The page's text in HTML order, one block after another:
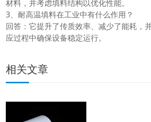
材料，并考虑填料结构以优化性能。
3、耐高温填料在工业中有什么作用？
回答：它提升了传质效率、减少了能耗，
应过程中确保设备稳定运行。
相关文章